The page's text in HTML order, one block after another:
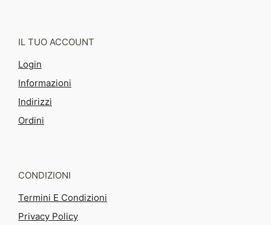
IL TUO ACCOUNT
Login
Informazioni
Indirizzi
Ordini
CONDIZIONI
Termini E Condizioni
Privacy Policy